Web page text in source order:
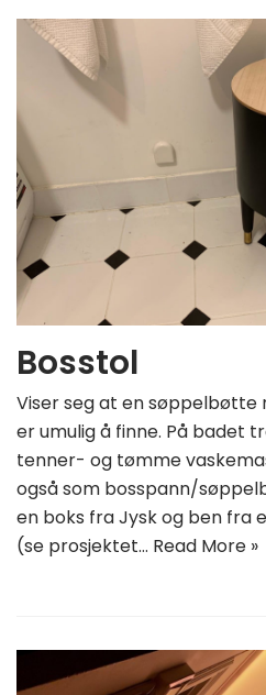
Bosstol
Viser seg at en søppelbøtte
er umulig å finne. På badet
tenner- og tømme
også som bosspann/
en boks fra Jysk og ben fra
(se prosjektet… Read More »